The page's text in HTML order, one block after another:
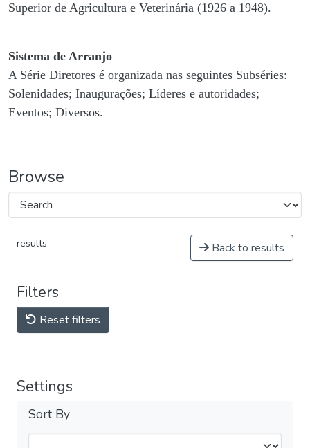
Superior de Agricultura e Veterinária (1926 a 1948).
Sistema de Arranjo
A Série Diretores é organizada nas seguintes Subséries:
Solenidades; Inaugurações; Líderes e autoridades;
Eventos; Diversos.
Browse
results Back to results
Filters
Reset filters
Settings
Sort By